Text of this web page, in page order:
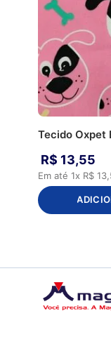
Tecido Oxpet
R$ 13,55
Em até1x R$ 13,